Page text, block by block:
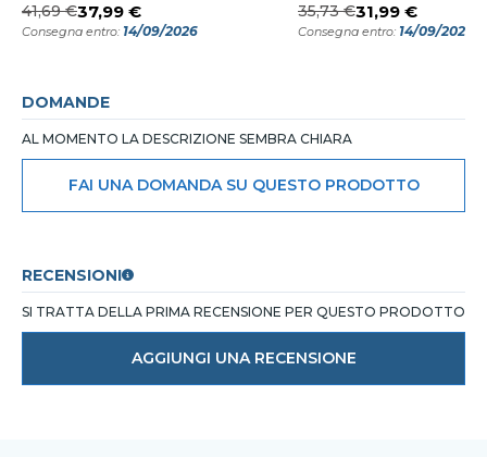
41,69 €37,99 €
Consegna entro: 14/09/2026
35,73 €31,99 €
Consegna entro: 14/09/2026
DOMANDE
AL MOMENTO LA DESCRIZIONE SEMBRA CHIARA
FAI UNA DOMANDA SU QUESTO PRODOTTO
RECENSIONI
SI TRATTA DELLA PRIMA RECENSIONE PER QUESTO PRODOTTO
AGGIUNGI UNA RECENSIONE